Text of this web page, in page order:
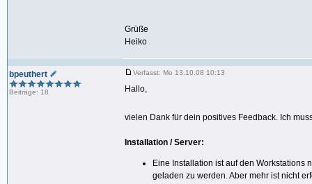
Grüße
Heiko
bpeuthert
Beiträge: 18
Verfasst: Mo 13.10.08 10:13
Hallo,
vielen Dank für dein positives Feedback. Ich
Installation / Server:
Eine Installation ist auf den
geladen zu werden. Aber mehr ist nicht